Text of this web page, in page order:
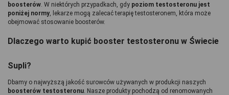
boosterów . W niektórych przypadkach, gdy poziom testosteronu jest
poniżej normy , lekarze mogą zalecać terapię testosteronem, która może
obejmować stosowanie boosterów.
Dlaczego warto kupić booster testosteronu w Świecie
Supli?
boosterów testosteronu. Nasze produkty pochodzą od renomowanych